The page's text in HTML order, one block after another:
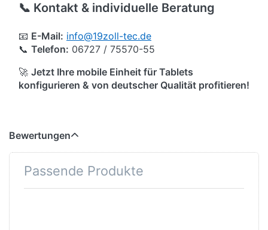
📞 Kontakt & individuelle Beratung
📧 E-Mail: info@19zoll-tec.de
📞 Telefon: 06727 / 75570-55
🚀 Jetzt Ihre mobile Einheit für Tablets
konfigurieren & von deutscher Qualität profitieren!
Bewertungen
Passende Produkte